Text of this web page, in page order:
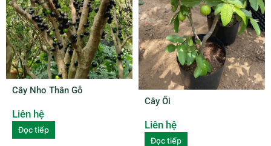
Cây Nho Thân Gỗ
Liên hệ
Đọc tiếp
Cây Ổi
Liên hệ
Đọc tiếp